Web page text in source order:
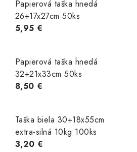
Papierová taška hnedá
26+17x27cm 50ks
5,95 €
Papierová taška hnedá
32+21x33cm 50ks
8,50 €
Taška biela 30+18x55cm
extra-silná 10kg 100ks
3,20 €